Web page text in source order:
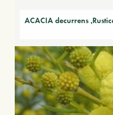
ACACIA decurrens